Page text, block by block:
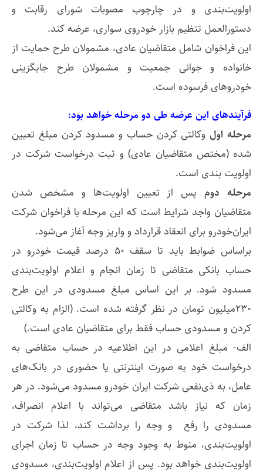
اولویت‌بندی و در چارچوب مصوبات شورای رقابت و
دستورالعمل تنظیم بازار خودروی سواری، عرضه کند.
این فراخوان شامل متقاضیان عادی، مشمولان طرح حمایت از
خانواده و جوانی جمعیت و مشمولان طرح جایگزینی
خودروهای فرسوده است.
فرآیندهای این عرضه طی دو مرحله خواهد بود:
مرحله اول وکالتی کردن حساب و مسدود کردن مبلغ تعیین
شده (مختص متقاضیان عادی) و ثبت درخواست شرکت در
اولویت بندی است.
مرحله دوم پس از تعیین اولویت‌ها و مشخص شدن
متقاضیان واجد شرایط است که این مرحله با فراخوان شرکت
ایران‌خودرو برای انعقاد قرارداد و واریز وجه آغاز می‌شود.
براساس ضوابط باید تا سقف ۵۰ درصد قیمت خودرو در
حساب بانکی متقاضی تا زمان انجام و اعلام اولویت‌بندی
مسدود شود. بر این اساس مبلغ مسدودی در این طرح
۲۳۰میلیون تومان در نظر گرفته شده است. (الزام به وکالتی
کردن و مسدودی حساب فقط برای متقاضیان عادی است.)
الف- مبلغ اعلامی در این اطلاعیه در حساب متقاضی به
درخواست خود به صورت اینترنتی یا حضوری در بانک‌های
عامل، به ذی‌نفعی شرکت ایران خودرو مسدود می‌شود. در هر
زمان که نیاز باشد متقاضی می‌تواند با اعلام انصراف،
مسدودی را رفع و وجه را برداشت کند، لذا شرکت در
اولویت‌بندی، منوط به وجود وجه در حساب تا زمان اجرای
اولویت‌بندی خواهد بود. پس از اعلام اولویت‌بندی، مسدودی